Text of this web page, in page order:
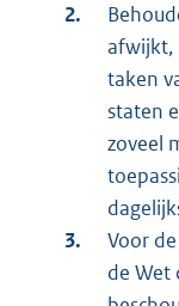
afwijkt,
taken
staten
zoveel
Voor
de Wet